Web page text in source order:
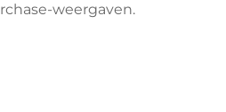
weergaven.